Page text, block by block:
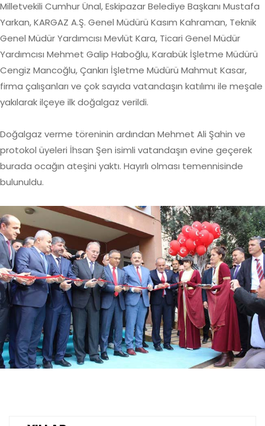
Milletvekili Cumhur Ünal, Eskipazar Belediye Başkanı Mustafa
Yarkan, KARGAZ A.Ş. Genel Müdürü Kasım Kahraman, Teknik
Genel Müdür Yardımcısı Mevlüt Kara, Ticari Genel Müdür
Yardımcısı Mehmet Galip Haboğlu, Karabük İşletme Müdürü
Cengiz Mancoğlu, Çankırı İşletme Müdürü Mahmut Kasar,
firma çalışanları ve çok sayıda vatandaşın katılımı ile meşale
yakılarak ilçeye ilk doğalgaz verildi.
Doğalgaz verme töreninin ardından Mehmet Ali Şahin ve
protokol üyeleri İhsan Şen isimli vatandaşın evine geçerek
burada ocağın ateşini yaktı. Hayırlı olması temennisinde
bulunuldu.